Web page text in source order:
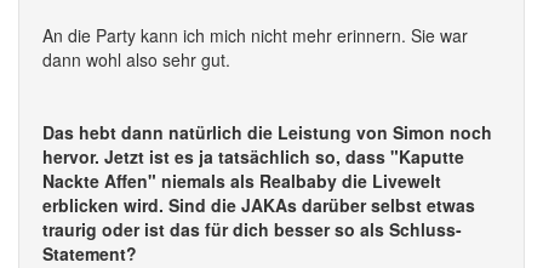
An die Party kann ich mich nicht mehr erinnern. Sie war
dann wohl also sehr gut.
Das hebt dann natürlich die Leistung von Simon noch
hervor. Jetzt ist es ja tatsächlich so, dass "Kaputte
Nackte Affen" niemals als Realbaby die Livewelt
erblicken wird. Sind die JAKAs darüber selbst etwas
traurig oder ist das für dich besser so als Schluss-
Statement?